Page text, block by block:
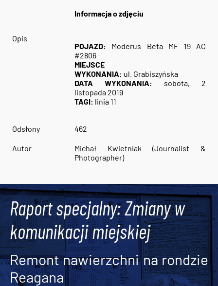
Informacja o zdjęciu
Opis
POJAZD: Moderus Beta MF 19 AC
#2806
MIEJSCE
WYKONANIA: ul. Grabiszyńska
DATA WYKONANIA: sobota, 2
listopada 2019
TAGI: linia 11
Odsłony 462
Autor
Michał Kwietniak (Journalist &
Photographer)
Raport specjalny: Zmiany w
komunikacji miejskiej
Remont nawierzchni na rondzie
Reagana